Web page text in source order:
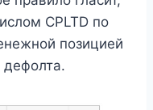
CPLTD по
позицией
дефолта.